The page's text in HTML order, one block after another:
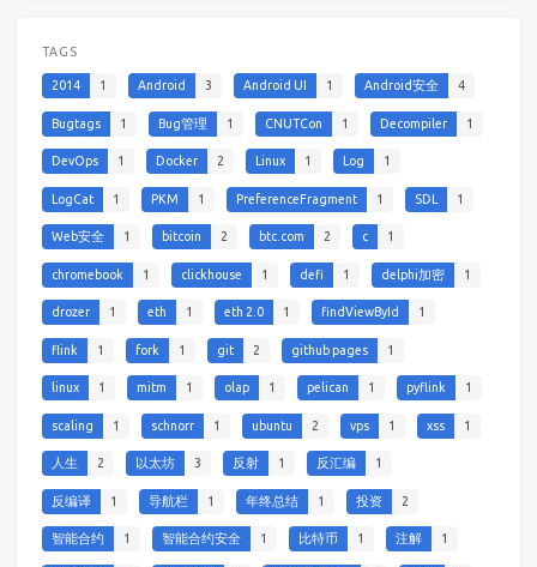
TAGS
2014 1 Android 3 Android UI 1 Android安全 4
Bugtags 1 Bug管理 1 CNUTCon 1 Decompiler 1
DevOps 1 Docker 2 Linux 1 Log 1
LogCat 1 PKM 1 PreferenceFragment 1 SDL 1
Web安全 1 bitcoin 2 btc.com 2 c 1
chromebook 1 clickhouse 1 defi 1 delphi加密 1
drozer 1 eth 1 eth 2.0 1 findViewById 1
flink 1 fork 1 git 2 github pages 1
linux 1 mitm 1 olap 1 pelican 1 pyflink 1
scaling 1 schnorr 1 ubuntu 2 vps 1 xss 1
人生 2 以太坊 3 反射 1 反汇编 1
反编译 1 导航栏 1 年终总结 1 投资 2
智能合约 1 智能合约安全 1 比特币 1 注解 1